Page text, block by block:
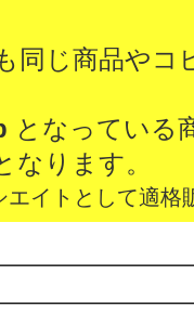
同じ商品やコ
となっている
なります。
イトとして適格